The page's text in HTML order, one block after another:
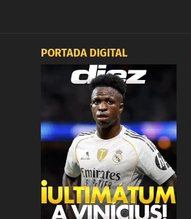
PORTADA DIGITAL